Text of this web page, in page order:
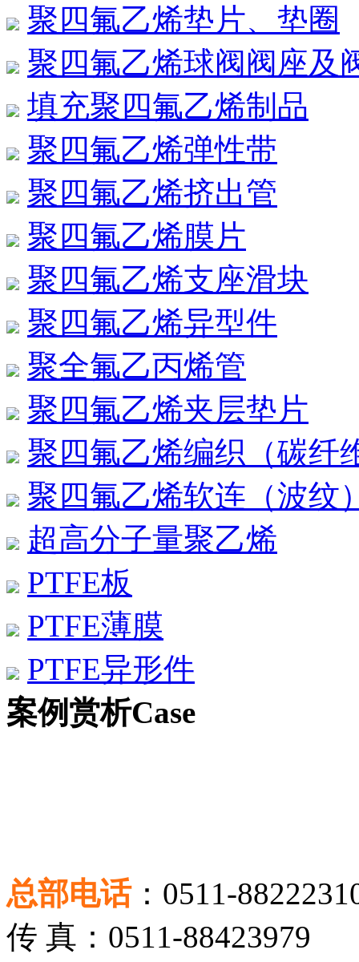
聚四氟乙烯垫片、垫圈
聚四氟乙烯球阀阀座及
填充聚四氟乙烯制品
聚四氟乙烯弹性带
聚四氟乙烯挤出管
聚四氟乙烯膜片
聚四氟乙烯支座滑块
聚四氟乙烯异型件
聚全氟乙丙烯管
聚四氟乙烯夹层垫片
聚四氟乙烯编织（碳纤
聚四氟乙烯软连（波纹
超高分子量聚乙烯
PTFE板
PTFE薄膜
PTFE异形件
案例赏析Case
总部电话：0511-
传 真：0511-88423979